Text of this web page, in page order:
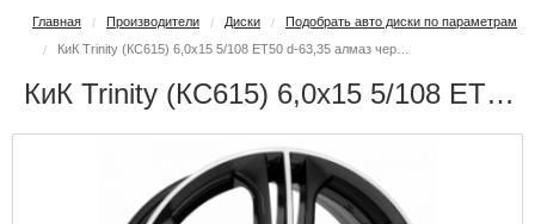
Главная / Производители / Диски / Подобрать авто диски по параметрам
/
КиК Trinity (КС615) 6,0x15 5/108 ET50 d-63,35 алмаз черный (Арт.r14084) Оригинал - РОСШИНА.РФ шины и диски во Владимире купить